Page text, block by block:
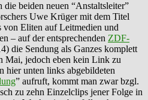
die beiden neuen “Anstaltsleiter”
Uwe Krüger mit dem Titel
Eliten auf Leitmedien und
– auf der entsprechenden ZDF-
die Sendung als Ganzes komplett
Mai, jedoch eben kein Link zu
hier unten links abgebildeten
” aufruft, kommt man zwar bzgl.
zu zehn Einzelclips jener Folge in